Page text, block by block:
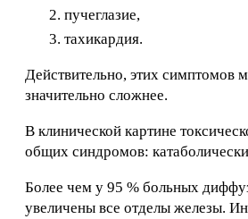
пучеглазие,
тахикардия.
Действительно, этих симптомов
значительно сложнее.
В клинической картине
общих синдромов:
Более чем у 95 % больных
увеличены все отделы железы.